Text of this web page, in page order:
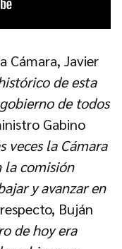
Cámara, Javier
de esta
de todos
Gabino
veces la Cámara
la comisión
y avanzar en
Buján
de hoy era